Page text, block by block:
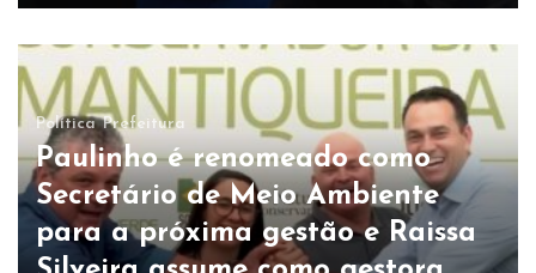
Política Prefeitura
Paulinho é renomeado como
Secretário de Meio Ambiente
para a próxima gestão e Raissa